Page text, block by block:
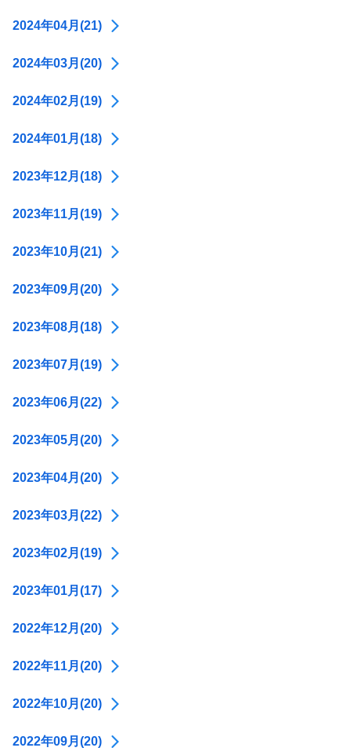
2024年04月(21)
2024年03月(20)
2024年02月(19)
2024年01月(18)
2023年12月(18)
2023年11月(19)
2023年10月(21)
2023年09月(20)
2023年08月(18)
2023年07月(19)
2023年06月(22)
2023年05月(20)
2023年04月(20)
2023年03月(22)
2023年02月(19)
2023年01月(17)
2022年12月(20)
2022年11月(20)
2022年10月(20)
2022年09月(20)